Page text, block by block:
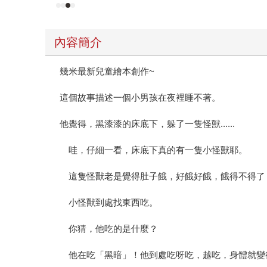
內容簡介
幾米最新兒童繪本創作~
這個故事描述一個小男孩在夜裡睡不著。
他覺得，黑漆漆的床底下，躲了一隻怪獸......
哇，仔細一看，床底下真的有一隻小怪獸耶。
這隻怪獸老是覺得肚子餓，好餓好餓，餓得不得了
小怪獸到處找東西吃。
你猜，他吃的是什麼？
他在吃「黑暗」！他到處吃呀吃，越吃，身體就變